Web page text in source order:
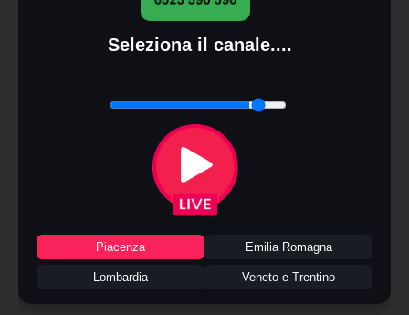
Seleziona il canale....
Piacenza Emilia Romagna
Lombardia Veneto e Trentino